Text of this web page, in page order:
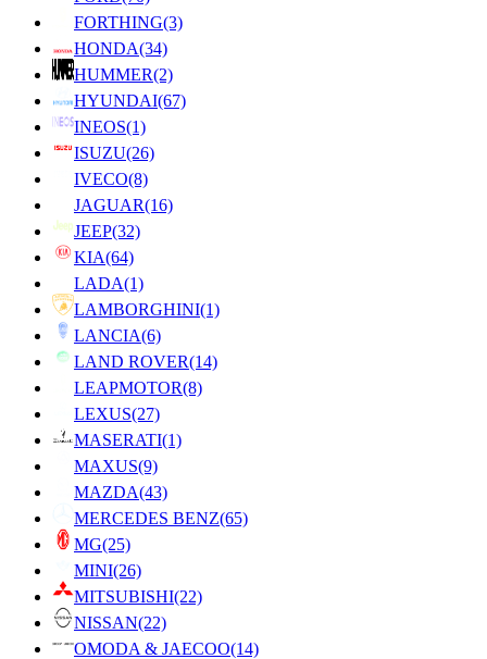
FORTHING(3)
HONDA(34)
HUMMER(2)
HYUNDAI(67)
INEOS(1)
ISUZU(26)
IVECO(8)
JAGUAR(16)
JEEP(32)
KIA(64)
LADA(1)
LAMBORGHINI(1)
LANCIA(6)
LAND ROVER(14)
LEAPMOTOR(8)
LEXUS(27)
MASERATI(1)
MAXUS(9)
MAZDA(43)
MERCEDES BENZ(65)
MG(25)
MINI(26)
MITSUBISHI(22)
NISSAN(22)
OMODA & JAECOO(14)